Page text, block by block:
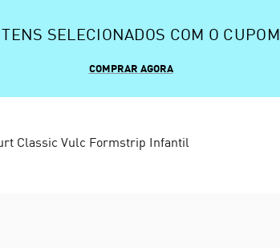
SELECIONADOS COM O CUPOM
COMPRAR AGORA
Classic Vulc Formstrip Infantil